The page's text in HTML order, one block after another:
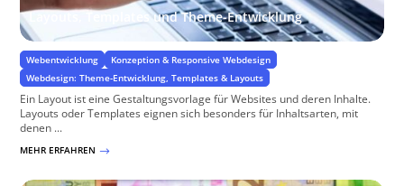
Layouts, Templates und Theme-Entwicklung
Webentwicklung
Konzeption & Responsive Webdesign
Webdesign: Theme-Entwicklung, Templates & Layouts
Ein Layout ist eine Gestaltungsvorlage für Websites und deren Inhalte.
Layouts oder Templates eignen sich besonders für Inhaltsarten, mit
denen ...
MEHR ERFAHREN $